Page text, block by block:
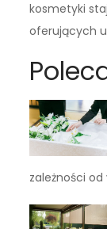
kosmetyki
oferujących
zależności